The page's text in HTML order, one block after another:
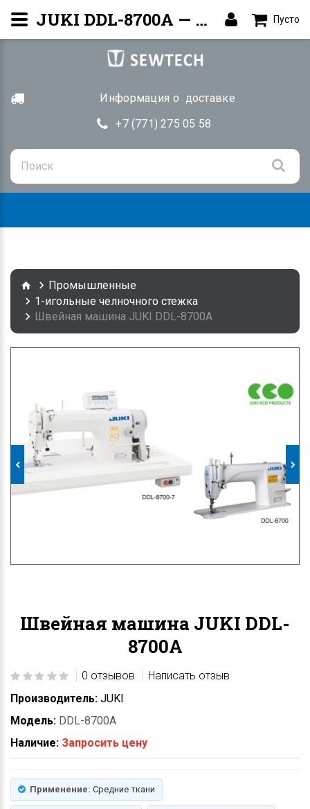
Информация о доставке
+7 (771) 275 05 58
Пусто
Промышленные
1-игольные челночного стежка
Швейная машина JUKI DDL-8700A
Швейная машина JUKI DDL-
8700A
0 отзывов
Написать отзыв
Производитель: JUKI
Модель: DDL-8700A
Наличие: Запросить цену
Применение: Средние ткани
JUKI DDL-8700A — Прямострочная машина | Купить Алматы